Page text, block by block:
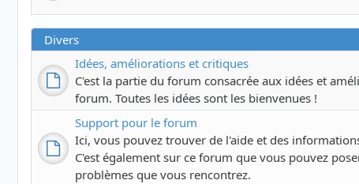
Divers
Idées, améliorations et critiques
C'est la partie du forum consacrée aux idées et
forum. Toutes les idées sont les bienvenues !
Support pour le forum
Ici, vous pouvez trouver de l'aide et des
C'est également sur ce forum que vous pouvez
problèmes que vous rencontrez.